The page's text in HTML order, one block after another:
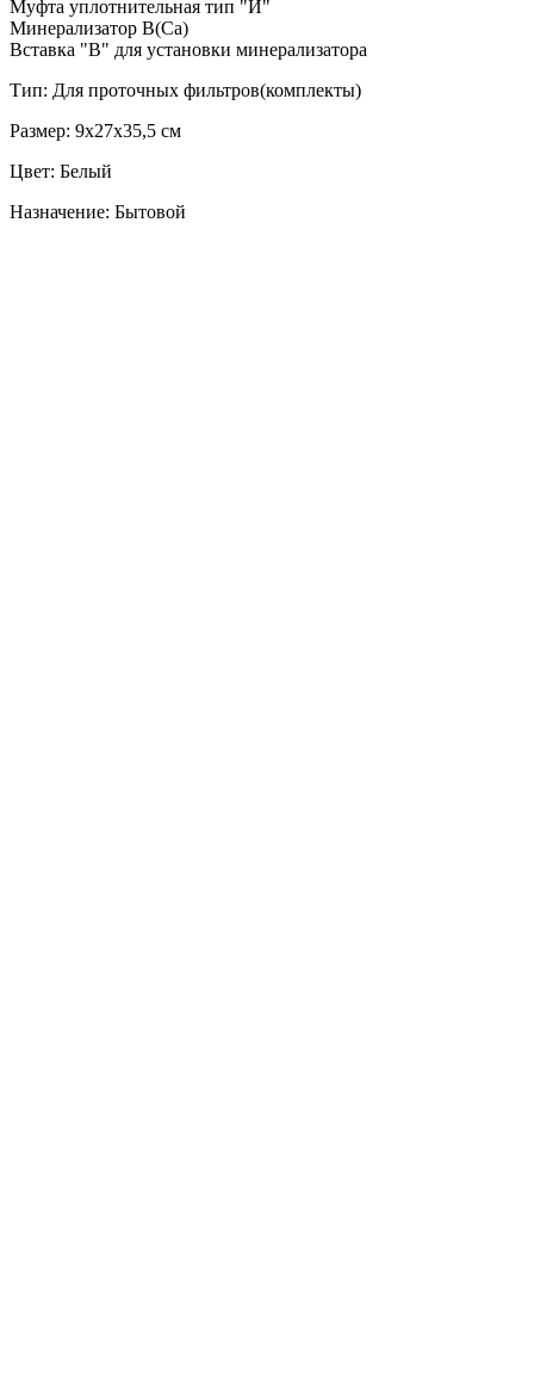
Муфта уплотнительная тип "И"
Минерализатор В(Са)
Вставка "В" для установки минерализатора
Тип: Для проточных фильтров(комплекты)
Размер: 9х27х35,5 см
Цвет: Белый
Назначение: Бытовой